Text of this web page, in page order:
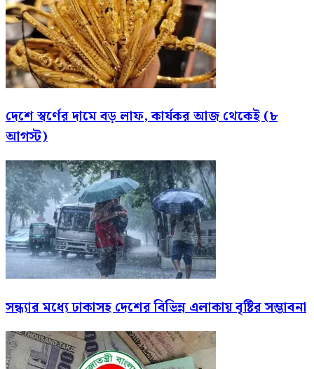
দেশে স্বর্ণের দামে বড় লাফ, কার্যকর আজ থেকেই (৮
আগস্ট)
সন্ধ্যার মধ্যে ঢাকাসহ দেশের বিভিন্ন এলাকায় বৃষ্টির সম্ভাবনা